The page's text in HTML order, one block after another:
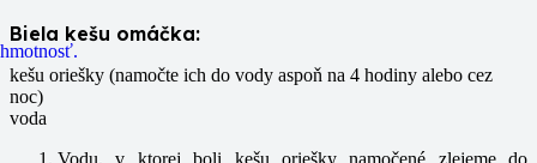
Biela kešu omáčka:
kešu oriešky (namočte ich do vody aspoň na 4 hodiny alebo cez
noc)
voda